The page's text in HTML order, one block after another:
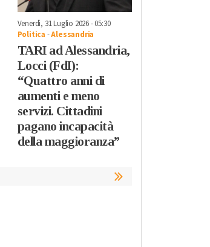
Venerdì, 31 Luglio 2026 - 05:30
Politica -Alessandria
TARI ad Alessandria,
Locci (FdI):
“Quattro anni di
aumenti e meno
servizi. Cittadini
pagano incapacità
della maggioranza”